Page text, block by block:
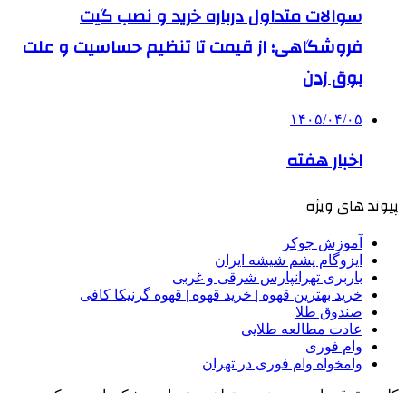
سوالات متداول درباره خرید و نصب گیت
فروشگاهی؛ از قیمت تا تنظیم حساسیت و علت
بوق زدن
۱۴۰۵/۰۴/۰۵
اخبار هفته
پیوند های ویژه
آموزش جوکر
ایزوگام پشم شیشه ایران
باربری تهرانپارس شرقی و غربی
خرید بهترین قهوه | خرید قهوه | قهوه گرنیکا کافی
صندوق طلا
عادت مطالعه طلایی
وام فوری
وامخواه وام فوری در تهران